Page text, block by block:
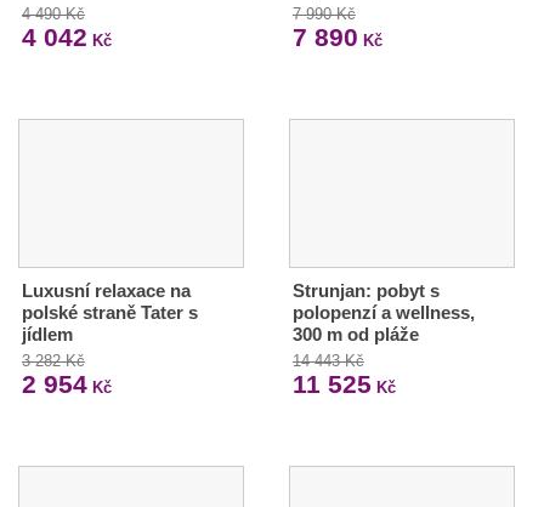
4 490 Kč
4 042 Kč
7 990 Kč
7 890 Kč
Luxusní relaxace na
polské straně Tater s
jídlem
3 282 Kč
2 954 Kč
Strunjan: pobyt s
polopenzí a wellness,
300 m od pláže
14 443 Kč
11 525 Kč